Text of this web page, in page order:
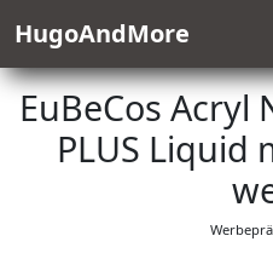
HugoAndMore
EuBeCos Acryl
PLUS Liquid